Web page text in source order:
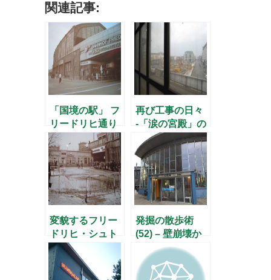
関連記事:
「国境の駅」 フ
リードリヒ通り
駅の100年(2)
再び工事の日々
-「涙の宮殿」の
周辺-
変貌するフリー
ドリヒ・シュト
ラーセ駅周辺 –
壁建設の日に –
発掘の散歩術
(52) – 壁崩壊か
ら25年、「涙の
宮殿」で越境体
験 –